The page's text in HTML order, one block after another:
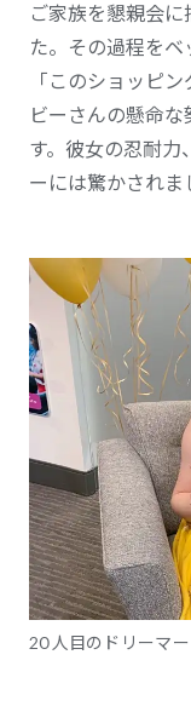
ご家族を懇親会
た。その過程をベ
「このショッピ
ビーさんの懸命
す。彼女の忍耐力
ーには驚かされま
20人目のドリーマ